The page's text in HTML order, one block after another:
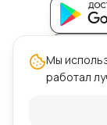
Мы
работал